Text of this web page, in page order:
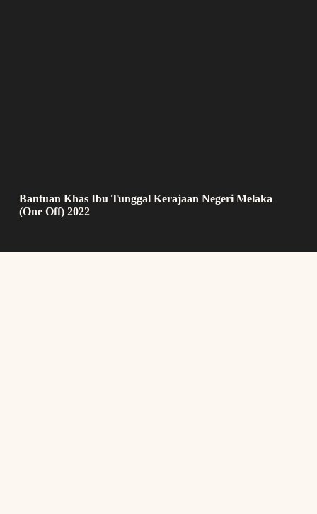
Bantuan Khas Ibu Tunggal Kerajaan Negeri Melaka
(One Off) 2022